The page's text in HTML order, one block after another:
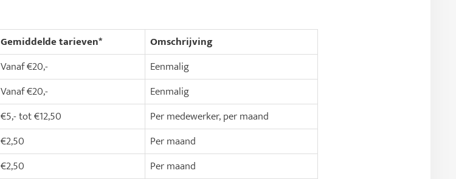
Gemiddelde tarieven*
Omschrijving
Vanaf €20,-
Eenmalig
Vanaf €20,-
Eenmalig
€5,- tot €12,50
Per medewerker, per maand
€2,50
Per maand
€2,50
Per maand